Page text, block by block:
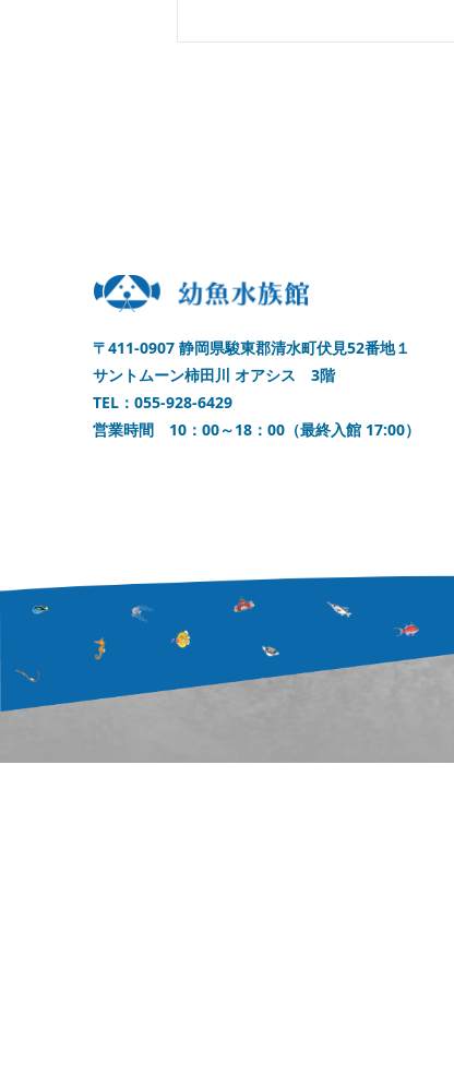
〒411-0907 静岡県駿東郡清水町伏見52番地１
サントムーン柿田川 オアシス 3階
TEL：055-928-6429
営業時間 10：00～18：00（最終入館 17:00）